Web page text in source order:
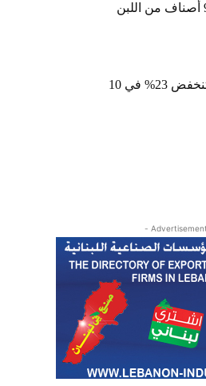
«الاقتصاد» تعلّق التداول بـ9 أصناف من اللبن
الرخص العقارية المسجّلة تنخفض 23% في 10